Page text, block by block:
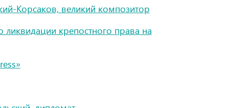
Корсаков, великий композитор
крепостного права на